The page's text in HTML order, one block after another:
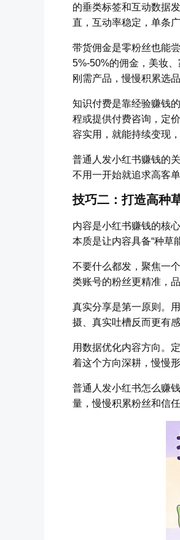
的垂类标签和互动数据
直，互动率稳定，单条
带货佣金是零粉丝也能
5%-50%的佣金，美妆
刚需产品，慢慢积累选
知识付费是靠经验赚钱
程或提供付费咨询，定
容实用，就能持续变现
普通人发小红书赚钱的
不用一开始就追求高客
技巧二：打造高种
内容是小红书赚钱的核
本质是让内容具备“种草
不要什么都发，聚焦一
类账号的粉丝更精准，
真实分享是第一原则。
摄、真实吐槽反而更有
用数据优化内容方向。
着这个方向深耕，慢慢
普通人发小红书怎么赚
量，慢慢积累粉丝和信